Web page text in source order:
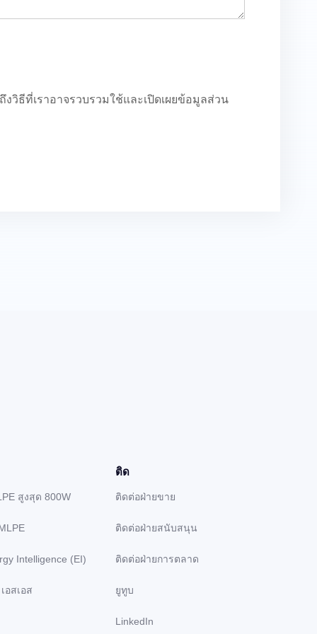
งวิธีที่เราอาจรวบรวมใช้และเปิดเผยข้อมูลส่วน
สูงสุด 800W
Intelligence (EI)
อสเอส
ติด
ติดต่อฝ่ายขาย
ติดต่อฝ่ายสนับสนุน
ติดต่อฝ่ายการตลาด
ยูทูบ
LinkedIn